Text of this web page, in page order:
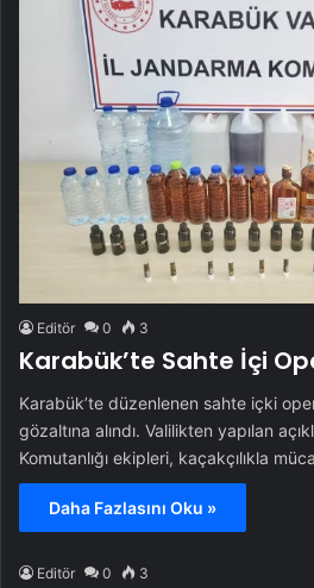
Editör 0 3
Karabük’te Sahte İçi
Karabük’te düzenlenen sahte içki
gözaltına alındı. Valilikten yapılan
Komutanlığı ekipleri, kaçakçılıkla
Daha Fazlasını Oku »
Editör 0 3